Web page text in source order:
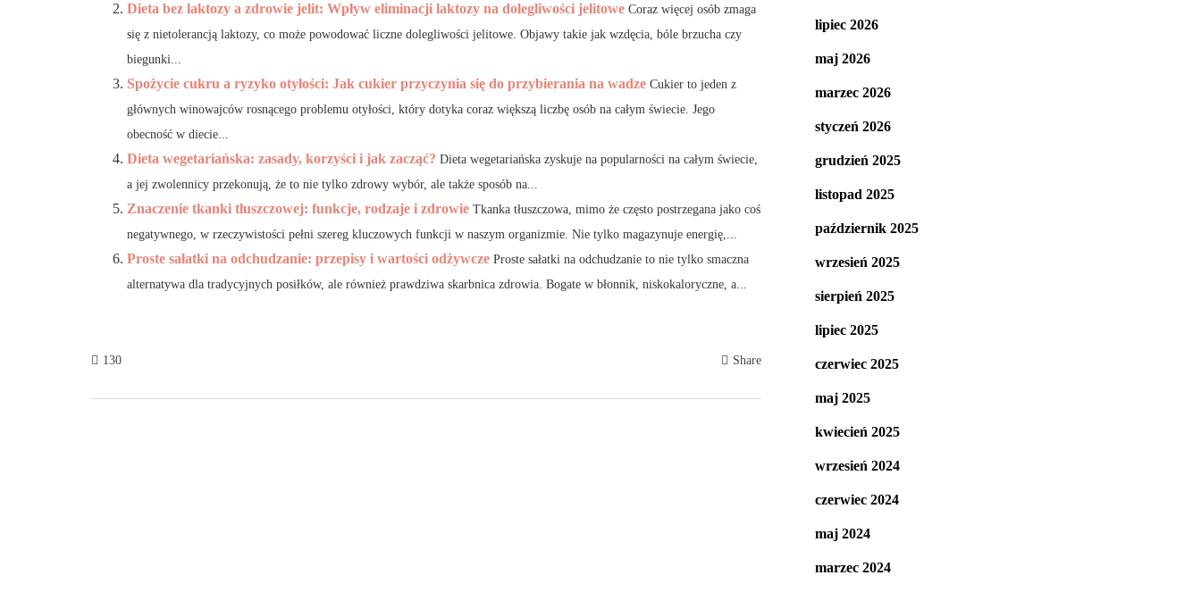
Dieta bez laktozy a zdrowie jelit: Wpływ eliminacji laktozy na dolegliwości jelitowe Coraz więcej osób zmaga
się z nietolerancją laktozy, co może powodować liczne dolegliwości jelitowe. Objawy takie jak wzdęcia, bóle brzucha czy
biegunki...
Spożycie cukru a ryzyko otyłości: Jak cukier przyczynia się do przybierania na wadze Cukier to jeden z
głównych winowajców rosnącego problemu otyłości, który dotyka coraz większą liczbę osób na całym świecie. Jego
obecność w diecie...
Dieta wegetariańska: zasady, korzyści i jak zacząć? Dieta wegetariańska zyskuje na popularności na całym świecie,
a jej zwolennicy przekonują, że to nie tylko zdrowy wybór, ale także sposób na...
Znaczenie tkanki tłuszczowej: funkcje, rodzaje i zdrowie Tkanka tłuszczowa, mimo że często postrzegana jako coś
negatywnego, w rzeczywistości pełni szereg kluczowych funkcji w naszym organizmie. Nie tylko magazynuje energię,...
Proste sałatki na odchudzanie: przepisy i wartości odżywcze Proste sałatki na odchudzanie to nie tylko smaczna
alternatywa dla tradycyjnych posiłków, ale również prawdziwa skarbnica zdrowia. Bogate w błonnik, niskokaloryczne, a...
130 Share
lipiec 2026
maj 2026
marzec 2026
styczeń 2026
grudzień 2025
listopad 2025
październik 2025
wrzesień 2025
sierpień 2025
lipiec 2025
czerwiec 2025
maj 2025
kwiecień 2025
wrzesień 2024
czerwiec 2024
maj 2024
marzec 2024